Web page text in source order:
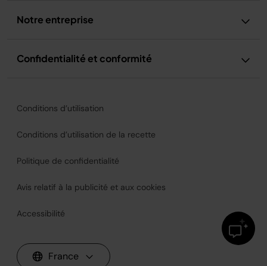
Notre entreprise
Confidentialité et conformité
Conditions d’utilisation
Conditions d’utilisation de la recette
Politique de confidentialité
Avis relatif à la publicité et aux cookies
Accessibilité
France